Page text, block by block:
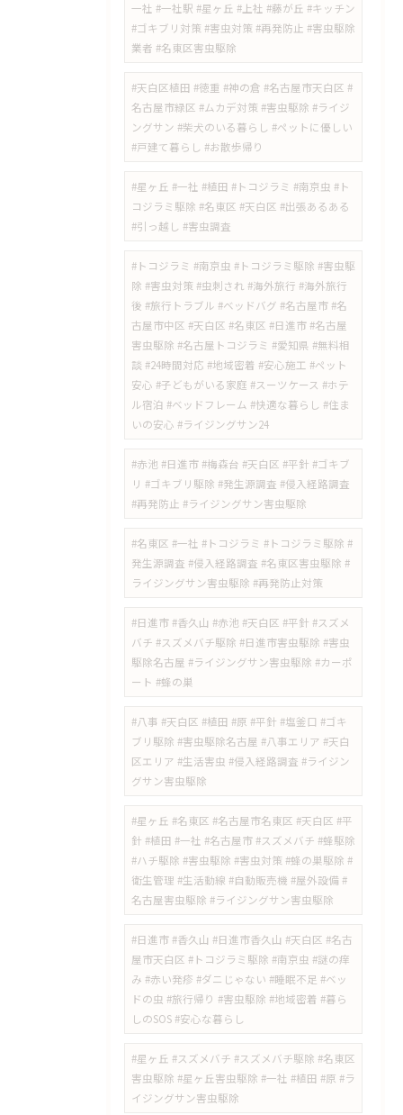
一社 #一社駅 #星ヶ丘 #上社 #藤が丘 #キッチン
#ゴキブリ対策 #害虫対策 #再発防止 #害虫駆除
業者 #名東区害虫駆除
#天白区植田 #徳重 #神の倉 #名古屋市天白区 #
名古屋市緑区 #ムカデ対策 #害虫駆除 #ライジ
ングサン #柴犬のいる暮らし #ペットに優しい
#戸建て暮らし #お散歩帰り
#星ヶ丘 #一社 #植田 #トコジラミ #南京虫 #ト
コジラミ駆除 #名東区 #天白区 #出張あるある
#引っ越し #害虫調査
#トコジラミ #南京虫 #トコジラミ駆除 #害虫駆
除 #害虫対策 #虫刺され #海外旅行 #海外旅行
後 #旅行トラブル #ベッドバグ #名古屋市 #名
古屋市中区 #天白区 #名東区 #日進市 #名古屋
害虫駆除 #名古屋トコジラミ #愛知県 #無料相
談 #24時間対応 #地域密着 #安心施工 #ペット
安心 #子どもがいる家庭 #スーツケース #ホテ
ル宿泊 #ベッドフレーム #快適な暮らし #住ま
いの安心 #ライジングサン24
#赤池 #日進市 #梅森台 #天白区 #平針 #ゴキブ
リ #ゴキブリ駆除 #発生源調査 #侵入経路調査
#再発防止 #ライジングサン害虫駆除
#名東区 #一社 #トコジラミ #トコジラミ駆除 #
発生源調査 #侵入経路調査 #名東区害虫駆除 #
ライジングサン害虫駆除 #再発防止対策
#日進市 #香久山 #赤池 #天白区 #平針 #スズメ
バチ #スズメバチ駆除 #日進市害虫駆除 #害虫
駆除名古屋 #ライジングサン害虫駆除 #カーポ
ート #蜂の巣
#八事 #天白区 #植田 #原 #平針 #塩釜口 #ゴキ
ブリ駆除 #害虫駆除名古屋 #八事エリア #天白
区エリア #生活害虫 #侵入経路調査 #ライジン
グサン害虫駆除
#星ヶ丘 #名東区 #名古屋市名東区 #天白区 #平
針 #植田 #一社 #名古屋市 #スズメバチ #蜂駆除
#ハチ駆除 #害虫駆除 #害虫対策 #蜂の巣駆除 #
衛生管理 #生活動線 #自動販売機 #屋外設備 #
名古屋害虫駆除 #ライジングサン害虫駆除
​#日進市 #香久山 #日進市香久山 #天白区 #名古
屋市天白区 #トコジラミ駆除 #南京虫 #謎の痒
み #赤い発疹 #ダニじゃない #睡眠不足 #ベッ
ドの虫 #旅行帰り #害虫駆除 #地域密着 #暮ら
しのSOS #安心な暮らし
#星ヶ丘 #スズメバチ #スズメバチ駆除 #名東区
害虫駆除 #星ヶ丘害虫駆除 #一社 #植田 #原 #ラ
イジングサン害虫駆除